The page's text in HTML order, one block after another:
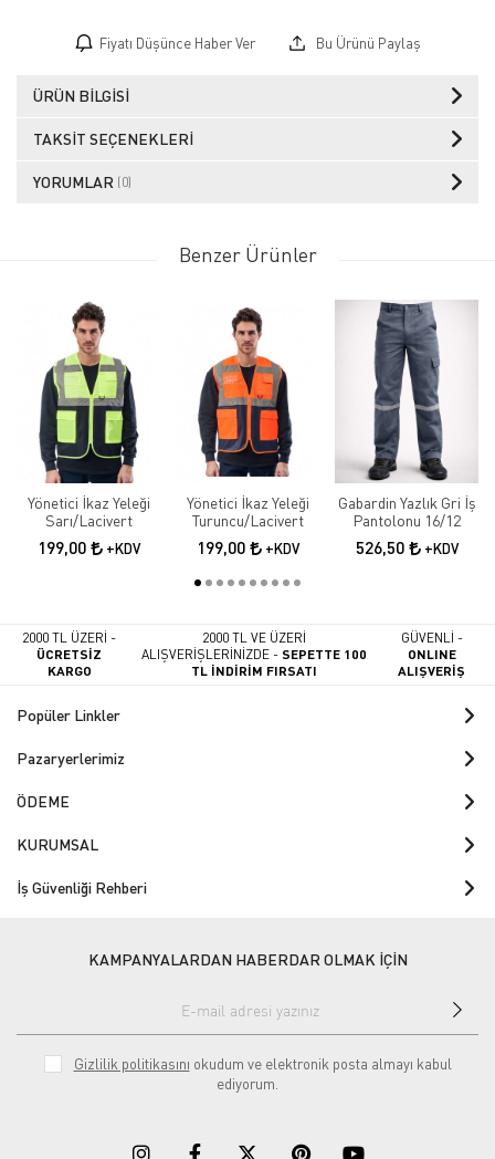
Fiyatı Düşünce Haber Ver Bu Ürünü Paylaş
ÜRÜN BILGISI
TAKSIT SEÇENEKLERI
YORUMLAR (0)
Benzer Ürünler
Yönetici İkaz Yeleği
Sarı/Lacivert
199,00 +KDV
Yönetici İkaz Yeleği
Turuncu/Lacivert
199,00 +KDV
Gabardin Yazlık Gri İş
Pantolonu 16/12
526,50 +KDV
2000 TL ÜZERİ -
ÜCRETSİZ
KARGO
2000 TL VE ÜZERİ
ALIŞVERİŞLERİNİZDE -SEPETTE 100
TL İNDİRİM FIRSATI
GÜVENLİ -
ONLINE
ALIŞVERİŞ
Popüler Linkler
Pazaryerlerimiz
ÖDEME
KURUMSAL
İş Güvenliği Rehberi
KAMPANYALARDAN HABERDAR OLMAK İÇİN
Gizlilik politikasını okudum ve elektronik posta almayı kabul
ediyorum.